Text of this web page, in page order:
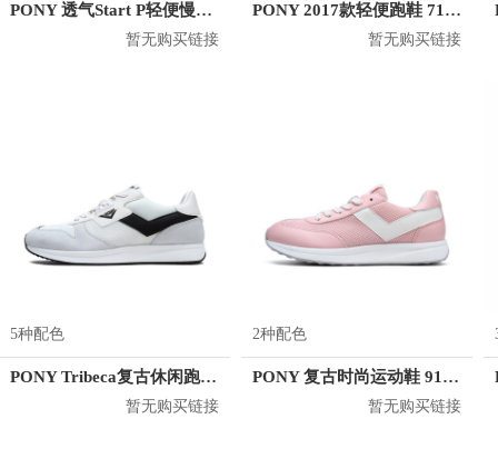
PONY 透气Start P轻便慢跑鞋 71M1ST02
暂无购买链接
PONY 2017款轻便跑鞋 71W1AR01
暂无购买链接
5种配色
PONY Tribeca复古休闲跑鞋 91W1TB01
暂无购买链接
2种配色
PONY 复古时尚运动鞋 91W1MO02
暂无购买链接